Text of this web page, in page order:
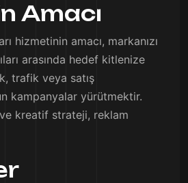
Amacı
hizmetinin amacı, markanızı
arasında hedef kitlenize
trafik veya satış
kampanyalar yürütmektir.
kreatif strateji, reklam